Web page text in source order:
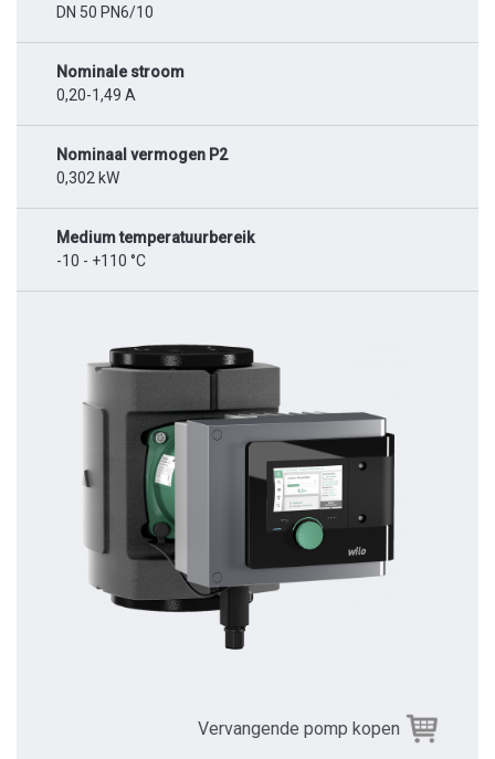
DN 50 PN6/10
Nominale stroom
0,20-1,49 A
Nominaal vermogen P2
0,302 kW
Medium temperatuurbereik
-10 - +110 °C
Vervangende pomp kopen